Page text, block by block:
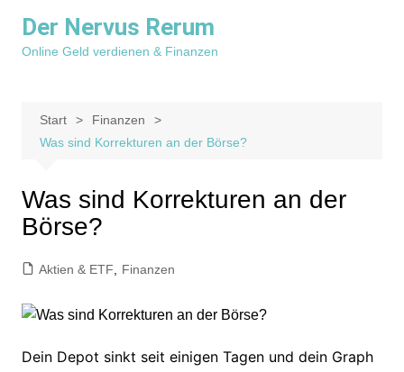
Inhalt
springen
Der Nervus Rerum
Online Geld verdienen & Finanzen
Start
Finanzen
Was sind Korrekturen an der Börse?
Was sind Korrekturen an der
Börse?
Aktien & ETF Finanzen
Dein Depot sinkt seit einigen Tagen und dein Graph